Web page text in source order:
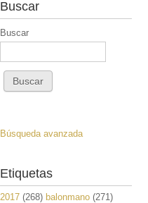
Buscar
Buscar
Búsqueda avanzada
Etiquetas
2017 (268) balonmano (271)